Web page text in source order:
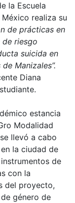
la Escuela
realiza su
de prácticas en
riesgo
suicida en
Manizales”.
Diana
estancia
Modalidad
llevó a cabo
la ciudad de
de
con la
del proyecto,
género de